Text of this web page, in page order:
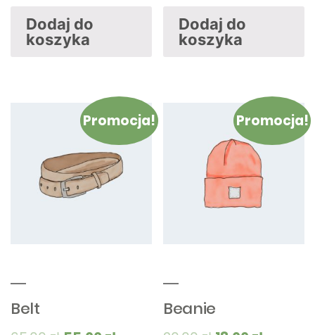
Dodaj do
koszyka
Dodaj do
koszyka
Promocja!
Belt
Promocja!
Beanie